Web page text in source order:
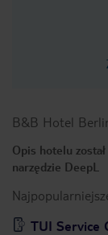
B&B Hotel
Opis hotelu
narzędzie DeepL
TUI Service